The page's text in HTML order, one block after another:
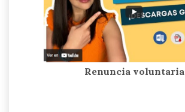
Renuncia voluntaria